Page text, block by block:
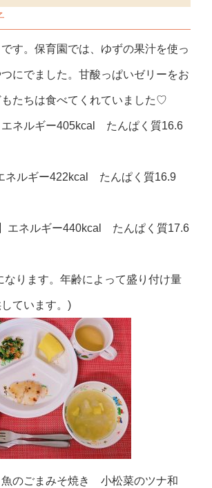
す。保育園では、ゆずの果汁を使っ
にでました。甘酸っぱいゼリーをお
たちは食べてくれていました♡
エネルギー405kcal たんぱく質16.6
ネルギー422kcal たんぱく質16.9
エネルギー440kcal たんぱく質17.6
なります。年齢によって盛り付け量
ています。)
のごまみそ焼き 小松菜のツナ和